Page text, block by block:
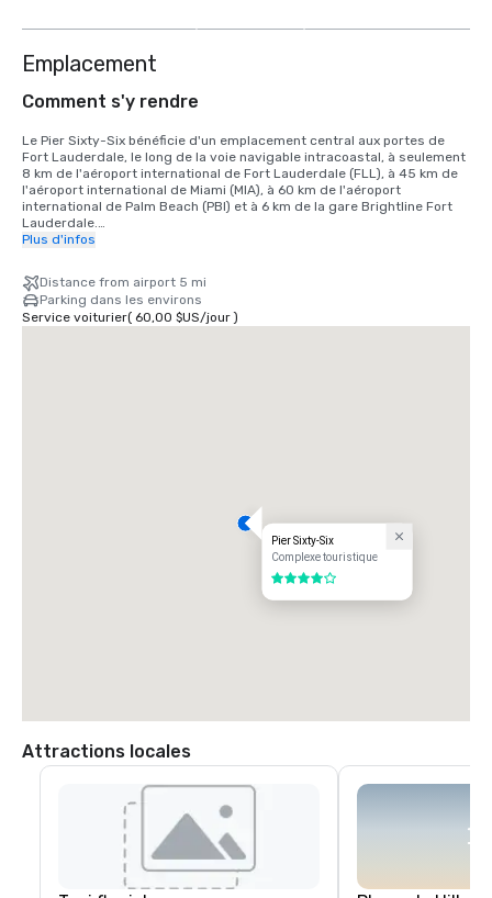
Emplacement
Comment s'y rendre
Le Pier Sixty-Six bénéficie d'un emplacement central aux portes de
Fort Lauderdale, le long de la voie navigable intracoastal, à seulement
8 km de l'aéroport international de Fort Lauderdale (FLL), à 45 km de
l'aéroport international de Miami (MIA), à 60 km de l'aéroport
international de Palm Beach (PBI) et à 6 km de la gare Brightline Fort
Lauderdale.
sud-ouest de l'hôtel.
Plus d'infos
Distance from airport 5 mi
Parking dans les environs
Service voiturier( 60,00 $US/jour)
Pier Sixty-Six
Complexe touristique
4 sur 5
Attractions locales